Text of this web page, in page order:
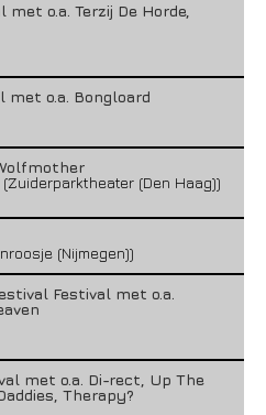
met o.a. Terzij De Horde,
met o.a. Bongloard
(Den Haag))
(Nijmegen))
Festival met o.a.
met o.a. Di-rect, Up The
Therapy?